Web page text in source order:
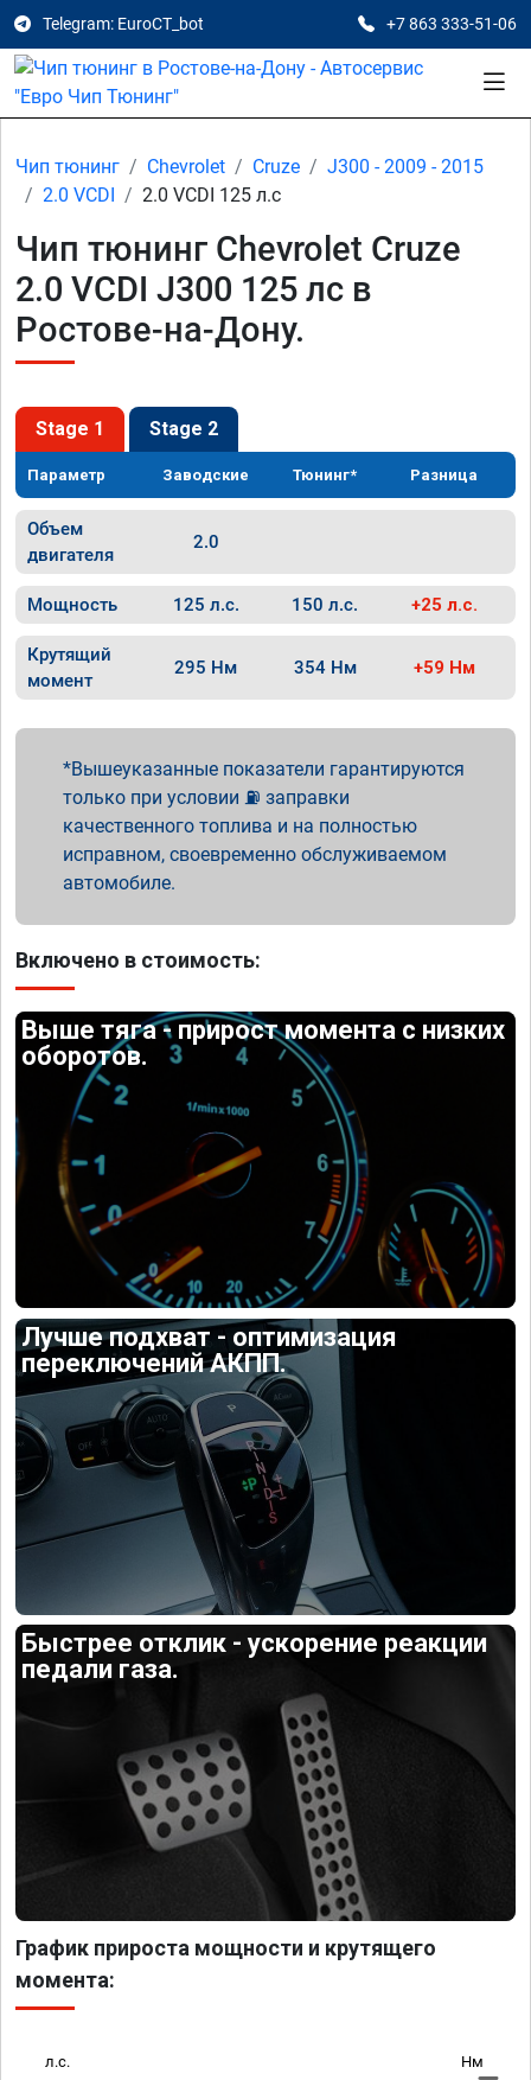
Telegram: EuroCT_bot +7 863 333-51-06
Чип тюнинг Chevrolet Cruze
J300 - 2009 - 2015
2.0 VCDI
2.0 VCDI 125 л.с
Чип тюнинг Chevrolet Cruze
2.0 VCDI J300 125 лс в
Ростове-на-Дону.
Stage 1 Stage 2
Параметр Заводские Тюнинг* Разница
Объем
двигателя
2.0
Мощность 125 л.с. 150 л.с. +25 л.с.
Крутящий
момент
295 Нм 354 Нм +59 Нм
Вышеуказанные показатели гарантируются
только при условии ⛽ заправки
качественного топлива и на полностью
исправном, своевременно обслуживаемом
автомобиле.
Включено в стоимость:
Выше тяга - прирост момента с низких
оборотов.
Лучше подхват - оптимизация
переключений АКПП.
Быстрее отклик - ускорение реакции
педали газа.
График прироста мощности и крутящего
момента:
л.с. Нм